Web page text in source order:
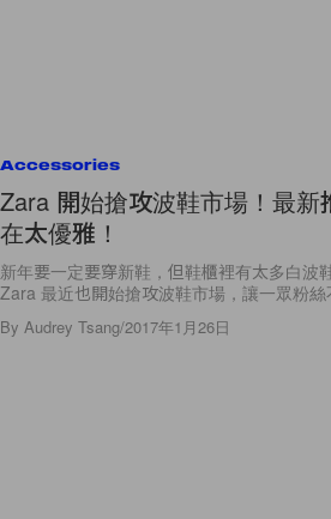
Accessories
Zara 開始搶攻波鞋市場！最新
在太優雅！
新年要一定要穿新鞋，但鞋櫃裡有太多白波
Zara 最近也開始搶攻波鞋市場，讓一眾粉
By Audrey Tsang/2017年1月26日